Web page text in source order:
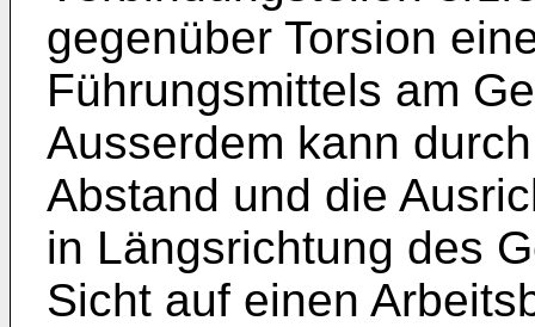
gegenüber Torsion
Führungsmittels am
Ausserdem kann
Abstand und die
in Längsrichtung des
Sicht auf einen